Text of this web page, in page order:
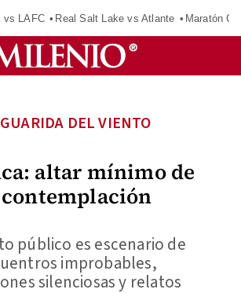
vs LAFC Real Salt Lake vs Atlante Maratón
altar mínimo de
DEL VIENTO
público es escenario de
improbables,
silenciosas y relatos